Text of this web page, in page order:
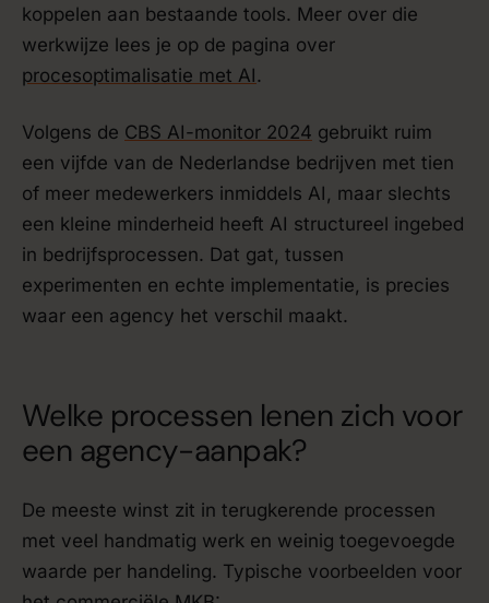
koppelen aan bestaande tools. Meer over die
werkwijze lees je op de pagina over
procesoptimalisatie met AI.
Volgens de CBS AI-monitor 2024 gebruikt ruim
een vijfde van de Nederlandse bedrijven met tien
of meer medewerkers inmiddels AI, maar slechts
een kleine minderheid heeft AI structureel ingebed
in bedrijfsprocessen. Dat gat, tussen
experimenten en echte implementatie, is precies
waar een agency het verschil maakt.
Welke processen lenen zich voor
een agency-aanpak?
De meeste winst zit in terugkerende processen
met veel handmatig werk en weinig toegevoegde
waarde per handeling. Typische voorbeelden voor